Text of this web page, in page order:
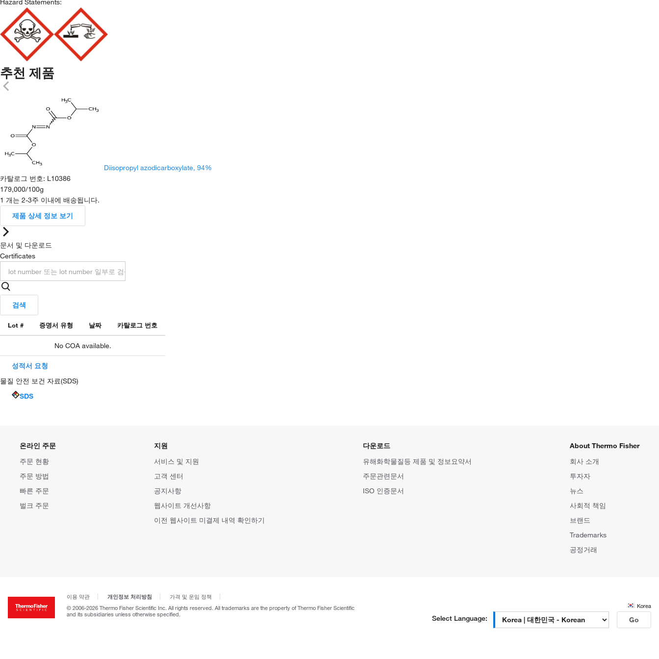
Hazard Statements:
추천 제품
Diisopropyl azodicarboxylate, 94%
카탈로그 번호: L10386
179,000/100g
1 개는 2-3주 이내에 배송됩니다.
제품 상세 정보 보기
문서 및 다운로드
Certificates
검색
Lot # 증명서 유형 날짜 카탈로그 번호
No COA available.
성적서 요청
물질 안전 보건 자료(SDS)
SDS
온라인 주문
주문 현황
주문 방법
빠른 주문
벌크 주문
지원
서비스 및 지원
고객 센터
공지사항
웹사이트 개선사항
이전 웹사이트 미결제 내역 확인하기
다운로드
유해화학물질등 제품 및 정보요약서
주문관련문서
ISO 인증문서
About Thermo Fisher
회사 소개
투자자
뉴스
사회적 책임
브랜드
Trademarks
공정거래
이용 약관 개인정보 처리방침
가격 및 운임 정책
© 2006-2026 Thermo Fisher Scientific Inc. All rights reserved. All trademarks are the property of Thermo Fisher Scientific
and its subsidiaries unless otherwise specified.
Korea
Select Language: Go